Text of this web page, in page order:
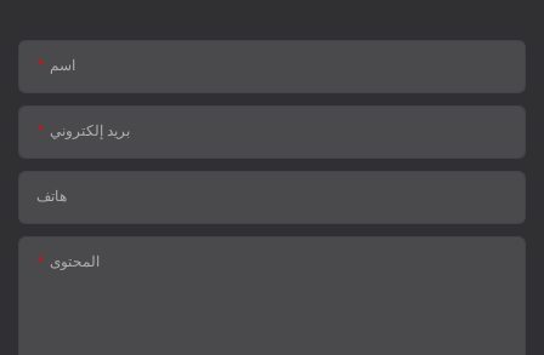
اسم
بريد إلكتروني
هاتف
المحتوى